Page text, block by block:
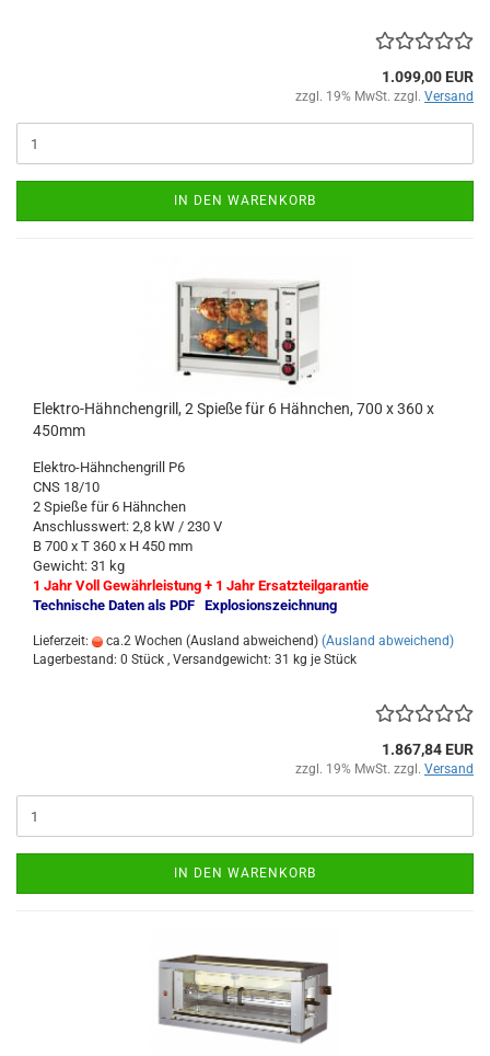
1.099,00 EUR
zzgl. 19% MwSt. zzgl. Versand
IN DEN WARENKORB
Elektro-Hähnchengrill, 2 Spieße für 6 Hähnchen, 700 x 360 x
450mm
Elektro-Hähnchengrill P6
CNS 18/10
2 Spieße für 6 Hähnchen
Anschlusswert: 2,8 kW / 230 V
B 700 x T 360 x H 450 mm
Gewicht: 31 kg
1 Jahr Voll Gewährleistung + 1 Jahr Ersatzteilgarantie
Technische Daten als PDF Explosionszeichnung
Lieferzeit: ca.2 Wochen (Ausland abweichend) (Ausland abweichend)
Lagerbestand: 0 Stück , Versandgewicht: 31 kg je Stück
1.867,84 EUR
zzgl. 19% MwSt. zzgl. Versand
IN DEN WARENKORB